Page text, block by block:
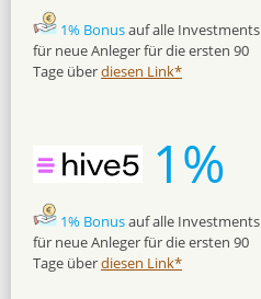
1% Bonusauf alle Investments
für neue Anleger für die ersten 90
Tage überdiesen Link*
1%
1% Bonusauf alle Investments
für neue Anleger für die ersten 90
Tage überdiesen Link*